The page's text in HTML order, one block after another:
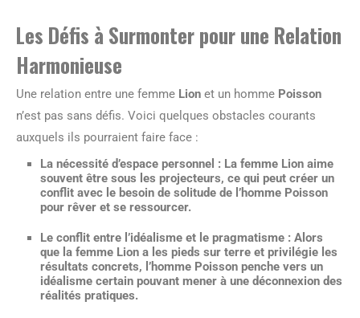
Les Défis à Surmonter pour une Relation
Harmonieuse
Une relation entre une femme Lion et un homme Poisson
n’est pas sans défis. Voici quelques obstacles courants
auxquels ils pourraient faire face :
La nécessité d’espace personnel : La femme Lion aime
souvent être sous les projecteurs, ce qui peut créer un
conflit avec le besoin de solitude de l’homme Poisson
pour rêver et se ressourcer.
Le conflit entre l’idéalisme et le pragmatisme : Alors
que la femme Lion a les pieds sur terre et privilégie les
résultats concrets, l’homme Poisson penche vers un
idéalisme certain pouvant mener à une déconnexion des
réalités pratiques.